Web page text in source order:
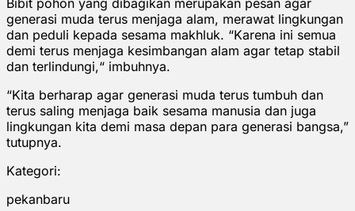
generasi muda terus menjaga alam, merawat lingkungan
dan peduli kepada sesama makhluk. “Karena ini semua
demi terus menjaga kesimbangan alam agar tetap stabil
dan terlindungi,“ imbuhnya.
“Kita berharap agar generasi muda terus tumbuh dan
terus saling menjaga baik sesama manusia dan juga
lingkungan kita demi masa depan para generasi bangsa,”
tutupnya.
Kategori:
pekanbaru